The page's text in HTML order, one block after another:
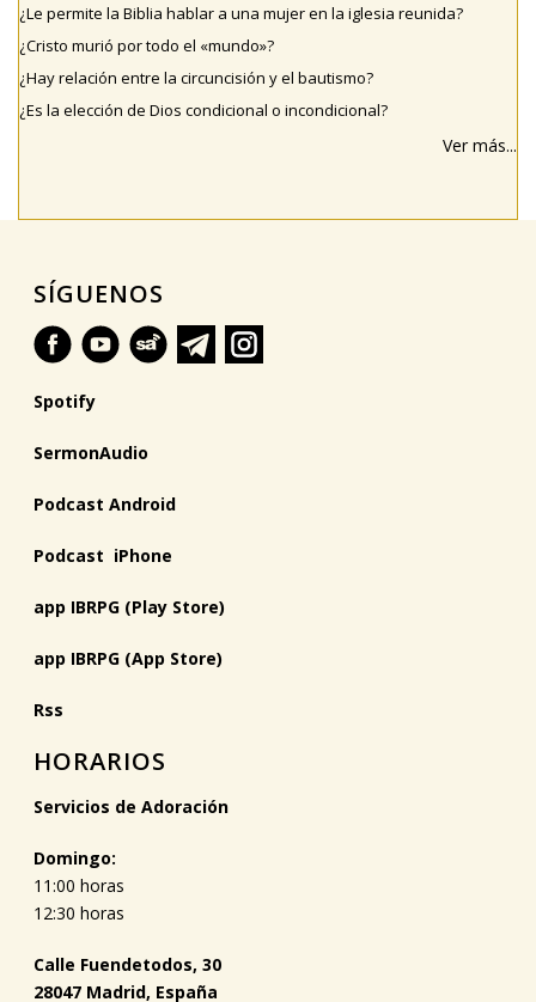
¿Le permite la Biblia hablar a una mujer en la iglesia reunida?
¿Cristo murió por todo el «mundo»?
¿Hay relación entre la circuncisión y el bautismo?
¿Es la elección de Dios condicional o incondicional?
Ver más...
SÍGUENOS
Spotify
SermonAudio
Podcast Android
Podcast iPhone
app IBRPG (Play Store)
app IBRPG (App Store)
Rss
HORARIOS
Servicios de Adoración
Domingo:
11:00 horas
12:30 horas
Calle Fuendetodos, 30
28047 Madrid, España